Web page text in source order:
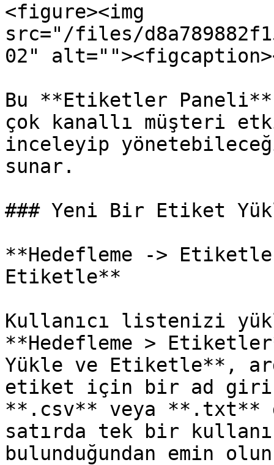
<figure><img
src="/files/
02"
Bu **Etiketler
çok kanallı müşteri
inceleyip
sunar.
### Yeni Bir Etiket
**Hedefleme ->
Etiketle**
Kullanıcı listenizi
**Hedefleme >
Yükle ve Etiketle**,
etiket için bir ad
**.csv** veya **.txt**
satırda tek bir
bulunduğundan emin